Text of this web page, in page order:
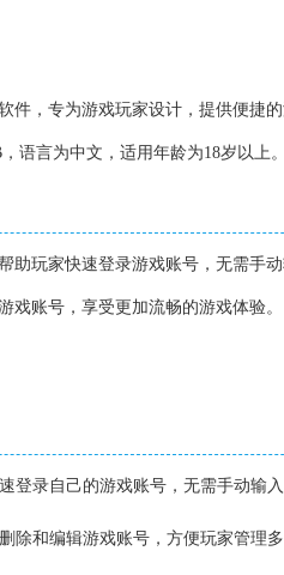
件，专为游戏玩家设计，提供便捷
语言为中文，适用年龄为18岁以上。
助玩家快速登录游戏账号，无需手
戏账号，享受更加流畅的游戏体验。
登录自己的游戏账号，无需手动输
除和编辑游戏账号，方便玩家管理多